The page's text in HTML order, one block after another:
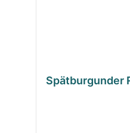
Spätburgunder